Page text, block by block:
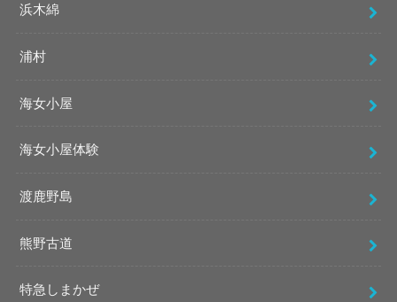
浜木綿
浦村
海女小屋
海女小屋体験
渡鹿野島
熊野古道
特急しまかぜ